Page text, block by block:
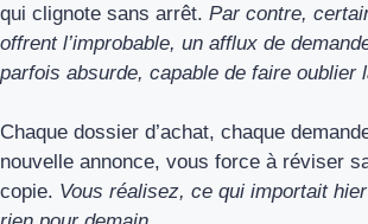
qui clignote sans arrêt. Par contre,
offrent l’improbable, un afflux de
parfois absurde, capable de faire oublier
Chaque dossier d’achat, chaque
nouvelle annonce, vous force à réviser
copie. Vous réalisez, ce qui importait